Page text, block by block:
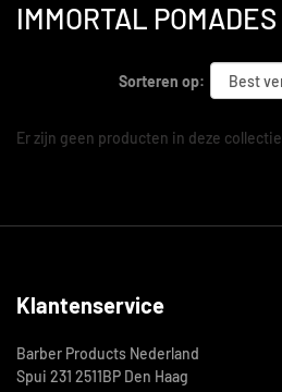
IMMORTAL POMADES
Sorteren op:
Er zijn geen producten in deze collectie
Klantenservice
Barber Products Nederland
Spui 231 2511BP Den Haag